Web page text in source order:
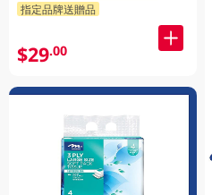
指定品牌送贈品
$29.00